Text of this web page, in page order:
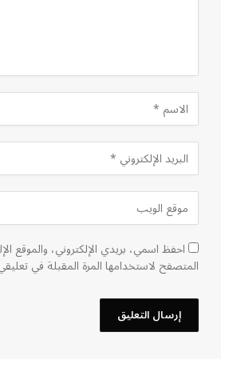
احفظ اسمي، بريدي الإلكتروني، والموقع
المتصفح لاستخدامها المرة المقبلة في